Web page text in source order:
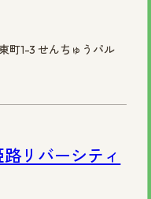
1-3 せんちゅうパル
リバーシティ